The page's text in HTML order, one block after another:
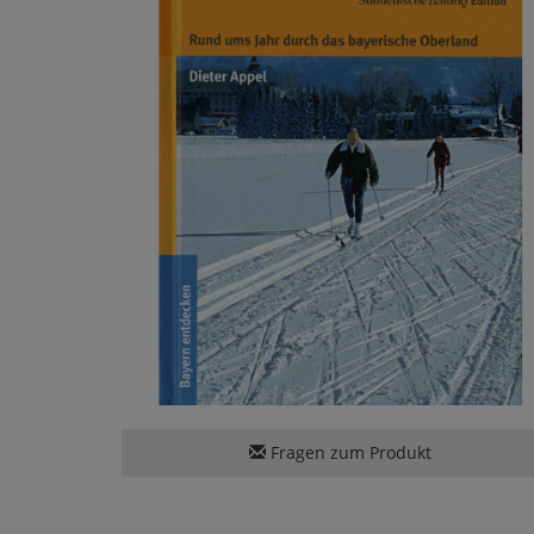
Fragen zum Produkt